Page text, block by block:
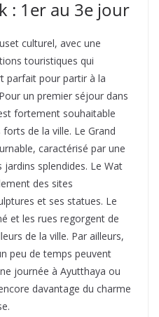
: 1er au 3e jour
culturel, avec une
touristiques qui
parfait pour partir à la
un premier séjour dans
fortement souhaitable
de la ville. Le Grand
caractérisé par une
splendides. Le Wat
des sites
et ses statues. Le
et les rues regorgent de
de la ville. Par ailleurs,
peu de temps peuvent
journée à Ayutthaya ou
davantage du charme